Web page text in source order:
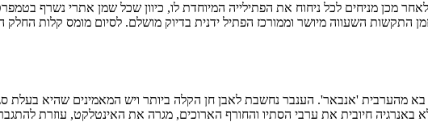
מכן מניחים לכל ניחוח את הפתילייה המיוחדת לו, כיוון שכל שמן אתרי נשרף
התקשות השעווה מיושר וממורכז הפתיל ידנית בדיוק מושלם. לסיום מומס קלות החלק
'אנבאר'. הענבר נחשבת לאבן חן הקלה ביותר ויש המאמינים שהיא בעלת
חיובית את ערבי הסתיו והחורף הארוכים, מגרה את האינטלקט, עוזרת